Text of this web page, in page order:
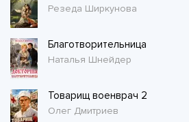
Резеда Ширкунова
Благотворительница
Наталья Шнейдер
Товарищ военврач 2
Олег Дмитриев